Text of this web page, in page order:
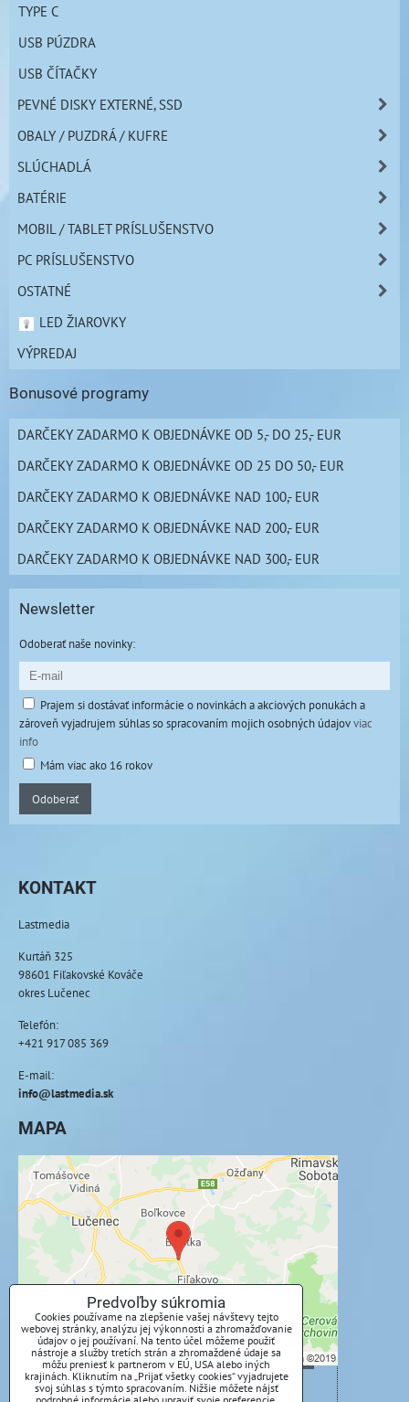
TYPE C
USB PÚZDRA
USB ČÍTAČKY
PEVNÉ DISKY EXTERNÉ, SSD
OBALY / PUZDRÁ / KUFRE
SLÚCHADLÁ
BATÉRIE
MOBIL / TABLET PRÍSLUŠENSTVO
PC PRÍSLUŠENSTVO
OSTATNÉ
LED ŽIAROVKY
VÝPREDAJ
Bonusové programy
DARČEKY ZADARMO K OBJEDNÁVKE OD 5,- DO 25,- EUR
DARČEKY ZADARMO K OBJEDNÁVKE OD 25 DO 50,- EUR
DARČEKY ZADARMO K OBJEDNÁVKE NAD 100,- EUR
DARČEKY ZADARMO K OBJEDNÁVKE NAD 200,- EUR
DARČEKY ZADARMO K OBJEDNÁVKE NAD 300,- EUR
Newsletter
Odoberať naše novinky:
Prajem si dostávať informácie o novinkách a akciových ponukách a
zároveň vyjadrujem súhlas so spracovaním mojich osobných údajovviac
info
Mám viac ako 16 rokov
Odoberať
KONTAKT
Lastmedia
Kurtáň 325
98601 Fiľakovské Kováče
okres Lučenec
Telefón:
+421 917 085 369
E-mail:
info@lastmedia.sk
MAPA
Externý obsah je blokovaný Voľbami
súkromia
Prajete si načítať externý obsah?
Povoliť tentokrát
Povoliť a zapamätať - súhlas s druhom cookie:
Funkčné
Otvoriť obsah v novom okne
Predvoľby súkromia
Cookies používame na zlepšenie vašej návštevy tejto
webovej stránky, analýzu jej výkonnosti a zhromažďovanie
údajov o jej používaní. Na tento účel môžeme použiť
nástroje a služby tretích strán a zhromaždené údaje sa
môžu preniesť k partnerom v EÚ, USA alebo iných
krajinách. Kliknutím na „Prijať všetky cookies“ vyjadrujete
svoj súhlas s týmto spracovaním. Nižšie môžete nájsť